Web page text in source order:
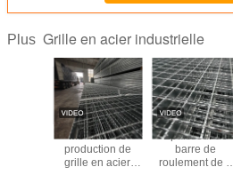
Plus Grille en acier industrielle
Méthode de
production de
grille en acier
Épaisseur de
barre de
roulement de 4